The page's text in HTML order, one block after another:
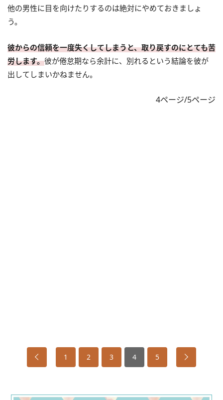
他の男性に目を向けたりするのは絶対にやめておきましょ
う。
彼からの信頼を一度失くしてしまうと、取り戻すのにとても苦
労します。彼が倦怠期なら余計に、別れるという結論を彼が
出してしまいかねません。
4ページ/5ページ
1 2 3 4 5